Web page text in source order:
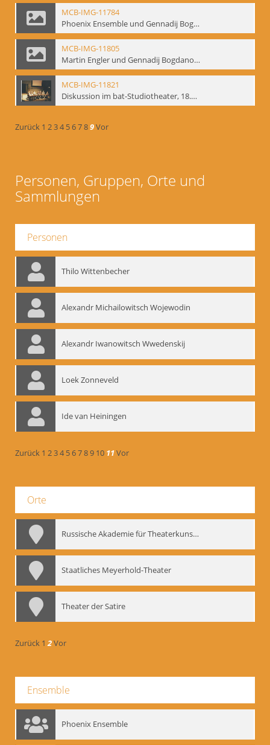
MCB-IMG-11784
Phoenix Ensemble und Gennadij Bogdanow; BM-img-105-10
MCB-IMG-11805
Martin Engler und Gennadij Bogdanow; BM-img-113
MCB-IMG-11821
Diskussion im bat-Studiotheater, 18.09.1995; BM-img-127-3
Zurück 1 234 56789Vor
Personen, Gruppen, Orte und
Sammlungen
Personen
Thilo Wittenbecher
Alexandr Michailowitsch Wojewodin
Alexandr Iwanowitsch Wwedenskij
Loek Zonneveld
Ide van Heiningen
Zurück 1 234 56789 10 11Vor
Orte
Russische Akademie für Theaterkunst – GITIS
Staatliches Meyerhold-Theater
Theater der Satire
Zurück 1 2Vor
Ensemble
Phoenix Ensemble